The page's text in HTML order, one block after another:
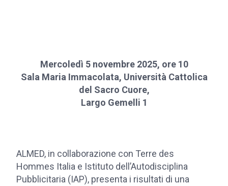
Mercoledì 5 novembre 2025, ore 10
Sala Maria Immacolata, Università Cattolica
del Sacro Cuore,
Largo Gemelli 1
ALMED, in collaborazione con Terre des
Hommes Italia e Istituto dell’Autodisciplina
Pubblicitaria (IAP), presenta i risultati di una